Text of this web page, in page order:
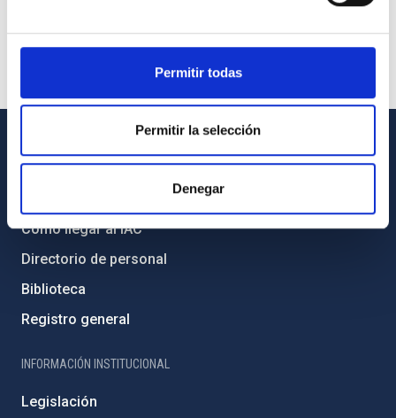
Permitir todas
Permitir la selección
Denegar
INFORMACIÓN GENERAL
Cómo llegar al IAC
Directorio de personal
Biblioteca
Registro general
INFORMACIÓN INSTITUCIONAL
Legislación